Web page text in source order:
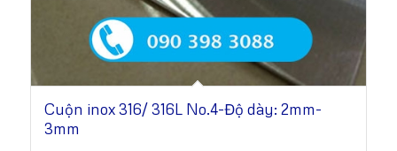
Cuộn inox 316/ 316L No.4-Độ dày: 2mm-
3mm